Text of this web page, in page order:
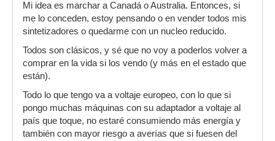
Mi idea es marchar a Canadá o Australia. Entonces, si
me lo conceden, estoy pensando o en vender todos mis
sintetizadores o quedarme con un nucleo reducido.
Todos son clásicos, y sé que no voy a poderlos volver a
comprar en la vida si los vendo (y más en el estado que
están).
Todo lo que tengo va a voltaje europeo, con lo que si
pongo muchas máquinas con su adaptador a voltaje al
país que toque, no estaré consumiendo más energía y
también con mayor riesgo a averías que si fuesen del